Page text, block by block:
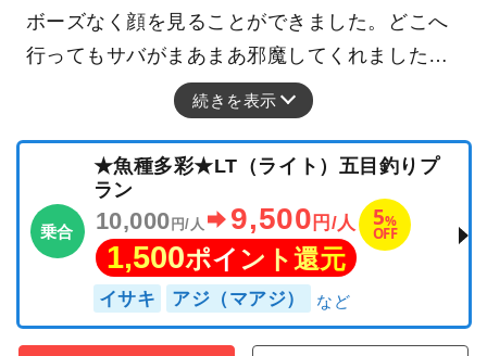
ボーズなく顔を見ることができました。どこへ
行ってもサバがまあまあ邪魔してくれました…
続きを表示
乗合
★魚種多彩★LT（ライト）五目釣りプ
ラン
10,000円/人 9,500 円/人 5%
OFF
1,500ポイント還元
イサキ アジ（マアジ）